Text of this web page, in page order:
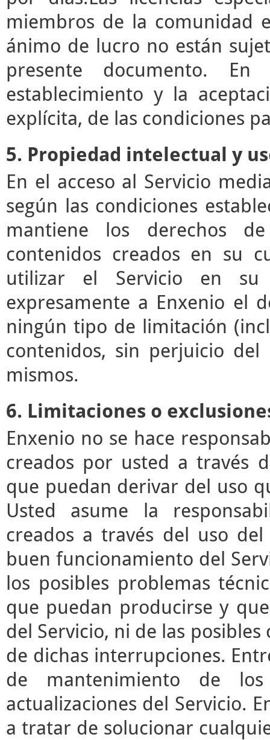
miembros de la comunidad
ánimo de lucro no están
presente documento.
establecimiento y la
explícita, de las condiciones
5. Propiedad intelectual y
En el acceso al Servicio
según las condiciones
mantiene los derechos
contenidos creados en su
utilizar el Servicio en su
expresamente a Enxenio el
ningún tipo de limitación
contenidos, sin perjuicio
mismos.
6. Limitaciones o
Enxenio no se hace
creados por usted a través
que puedan derivar del uso
Usted asume la
creados a través del uso
buen funcionamiento del
los posibles problemas
que puedan producirse y
del Servicio, ni de las
de dichas interrupciones.
de mantenimiento de
actualizaciones del Servicio.
a tratar de solucionar